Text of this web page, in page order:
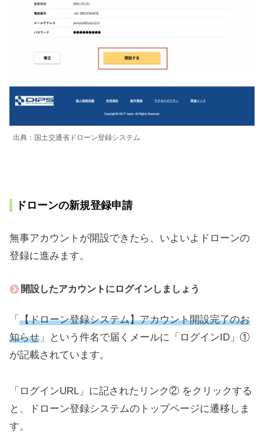
出典：国土交通省ドローン登録システム
ドローンの新規登録申請
無事アカウントが開設できたら、いよいよドローンの
登録に進みます。
開設したアカウントにログインしましょう
「 【ドローン登録システム】アカウント開設完了のお
知らせ 」という件名で届くメールに「ログインID」①
が記載されています。
「ログインURL」に記されたリンク② をクリックする
と、ドローン登録システムのトップページに遷移しま
す。